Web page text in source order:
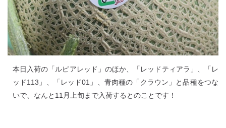
本日入荷の「ルピアレッド」のほか、「レッドティアラ」、「レ
ッド113」、「レッド01」、青肉種の「クラウン」と品種をつな
いで、なんと11月上旬まで入荷するとのことです！